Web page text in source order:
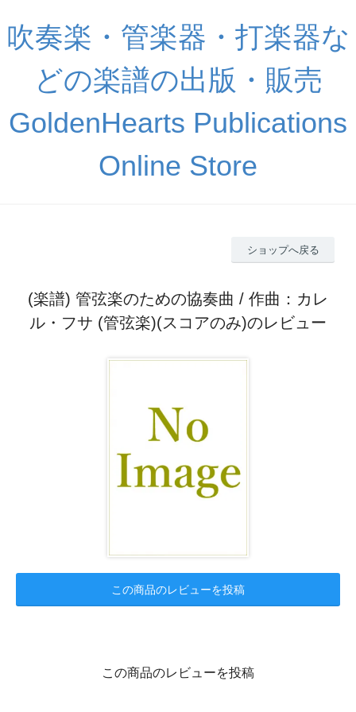
吹奏楽・管楽器・打楽器な
どの楽譜の出版・販売
GoldenHearts Publications
Online Store
ショップへ戻る
(楽譜) 管弦楽のための協奏曲 / 作曲：カレ
ル・フサ (管弦楽)(スコアのみ)のレビュー
この商品のレビューを投稿
この商品のレビューを投稿